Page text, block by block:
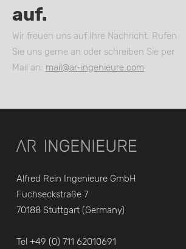
auf.
Wir freuen uns auf Ihre Nachricht. Rufen
Sie uns gerne an oder schreiben Sie per
Mail an: mail@ar-ingenieure.com
Alfred Rein Ingenieure GmbH
Fuchseckstraße 7
70188 Stuttgart (Germany)
Tel +49 (0) 711 62010691